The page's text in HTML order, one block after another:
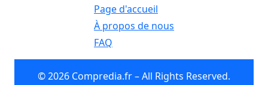
Page d'accueil
À propos de nous
FAQ
© 2026 Compredia.fr – All Rights Reserved.